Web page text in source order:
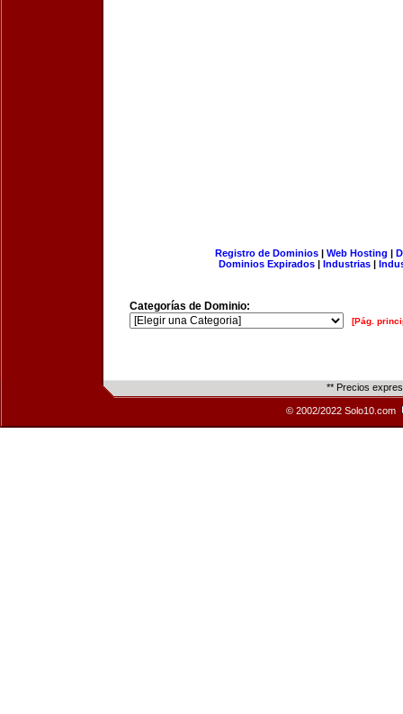
Registro de Dominios| Web Hosting |
Dominios Expirados | Industrias |
Categorías de Dominio:
[Pág.
** Precios
© 2002/2022 Solo10.com